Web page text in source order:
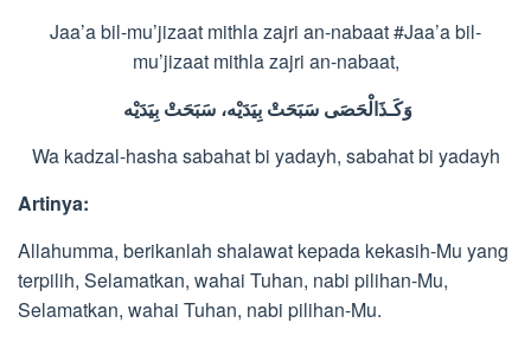
Jaa’a bil-mu’jizaat mithla zajri an-nabaat #Jaa’a bil-
mu’jizaat mithla zajri an-nabaat,
وَكَـذَالْحَصَى سَبَحَتْ بِيَدَيْه، سَبَحَتْ بِيَدَيْه
Wa kadzal-hasha sabahat bi yadayh, sabahat bi yadayh
Artinya:
Allahumma, berikanlah shalawat kepada kekasih-Mu yang
terpilih, Selamatkan, wahai Tuhan, nabi pilihan-Mu,
Selamatkan, wahai Tuhan, nabi pilihan-Mu.